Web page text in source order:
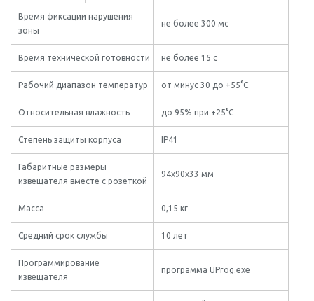
Время фиксации нарушения
зоны
не более 300 мс
Время технической готовности не более 15 с
Рабочий диапазон температур от минус 30 до +55°C
Относительная влажность до 95% при +25°C
Степень защиты корпуса IР41
Габаритные размеры
извещателя вместе с розеткой
94x90x33 мм
Масса 0,15 кг
Средний срок службы 10 лет
Программирование
извещателя
программа UProg.exe